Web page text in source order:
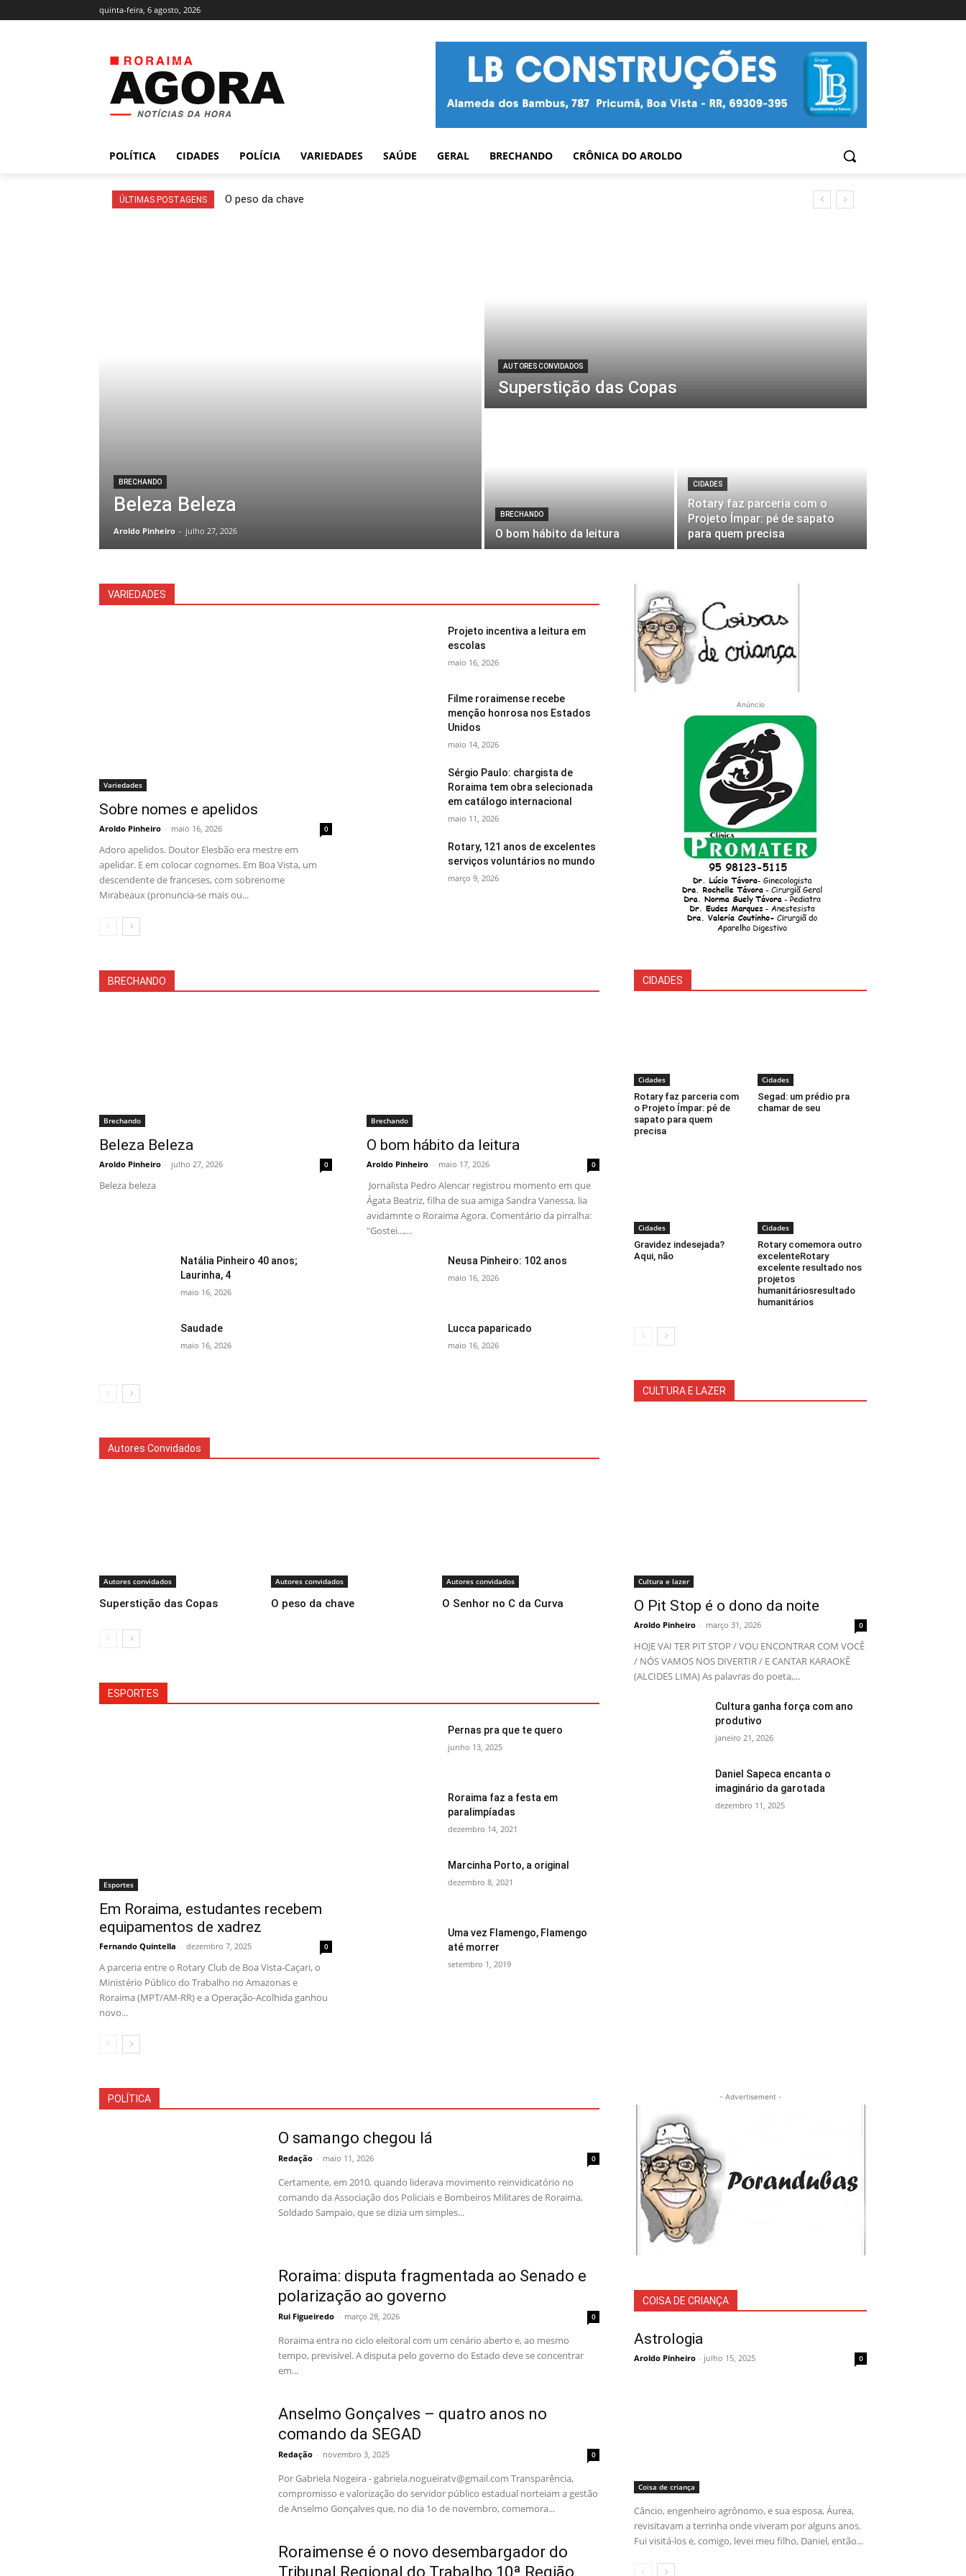
quinta-feira, 6 agosto, 2026
POLÍTICA CIDADES POLÍCIA VARIEDADES SAÚDE GERAL BRECHANDO CRÔNICA DO AROLDO
ÚLTIMAS POSTAGENS O peso da chave
BRECHANDO
Beleza Beleza
Aroldo Pinheiro - julho 27, 2026
AUTORES CONVIDADOS
Superstição das Copas
BRECHANDO
O bom hábito da leitura
CIDADES
Rotary faz parceria com o
Projeto Ímpar: pé de sapato
para quem precisa
VARIEDADES
Variedades
Sobre nomes e apelidos
Aroldo Pinheiro - maio 16, 2026 0
Adoro apelidos. Doutor Elesbão era mestre em
apelidar. E em colocar cognomes. Em Boa Vista, um
descendente de franceses, com sobrenome
Mirabeaux (pronuncia-se mais ou...
Projeto incentiva a leitura em
escolas
maio 16, 2026
Filme roraimense recebe
menção honrosa nos Estados
Unidos
maio 14, 2026
Sérgio Paulo: chargista de
Roraima tem obra selecionada
em catálogo internacional
maio 11, 2026
Rotary, 121 anos de excelentes
serviços voluntários no mundo
março 9, 2026
BRECHANDO
Brechando
Beleza Beleza
Aroldo Pinheiro - julho 27, 2026 0
Beleza beleza
Brechando
O bom hábito da leitura
Aroldo Pinheiro - maio 17, 2026 0
Jornalista Pedro Alencar registrou momento em que
Ágata Beatriz, filha de sua amiga Sandra Vanessa, lia
avidamnte o Roraima Agora. Comentário da pirralha:
"Gostei...,...
Natália Pinheiro 40 anos;
Laurinha, 4
maio 16, 2026
Neusa Pinheiro: 102 anos
maio 16, 2026
Saudade
maio 16, 2026
Lucca paparicado
maio 16, 2026
Autores Convidados
Autores convidados
Superstição das Copas
Autores convidados
O peso da chave
Autores convidados
O Senhor no C da Curva
ESPORTES
Esportes
Em Roraima, estudantes recebem
equipamentos de xadrez
Fernando Quintella - dezembro 7, 2025 0
A parceria entre o Rotary Club de Boa Vista-Caçari, o
Ministério Público do Trabalho no Amazonas e
Roraima (MPT/AM-RR) e a Operação-Acolhida ganhou
novo...
Pernas pra que te quero
junho 13, 2025
Roraima faz a festa em
paralimpíadas
dezembro 14, 2021
Marcinha Porto, a original
dezembro 8, 2021
Uma vez Flamengo, Flamengo
até morrer
setembro 1, 2019
Anúncio
CIDADES
Cidades
Rotary faz parceria com
o Projeto Ímpar: pé de
sapato para quem
precisa
Cidades
Segad: um prédio pra
chamar de seu
Cidades
Gravidez indesejada?
Aqui, não
Cidades
Rotary comemora outro
excelenteRotary
excelente resultado nos
projetos
humanitáriosresultado
humanitários
CULTURA E LAZER
Cultura e lazer
O Pit Stop é o dono da noite
Aroldo Pinheiro - março 31, 2026 0
HOJE VAI TER PIT STOP / VOU ENCONTRAR COM VOCÊ
/ NÓS VAMOS NOS DIVERTIR / E CANTAR KARAOKÊ
(ALCIDES LIMA) As palavras do poeta,...
Cultura ganha força com ano
produtivo
janeiro 21, 2026
Daniel Sapeca encanta o
imaginário da garotada
dezembro 11, 2025
POLÍTICA
O samango chegou lá
Redação - maio 11, 2026 0
Certamente, em 2010, quando liderava movimento reinvidicatório no
comando da Associação dos Policiais e Bombeiros Militares de Roraima,
Soldado Sampaio, que se dizia um simples...
Roraima: disputa fragmentada ao Senado e
polarização ao governo
Rui Figueiredo - março 28, 2026 0
Roraima entra no ciclo eleitoral com um cenário aberto e, ao mesmo
tempo, previsível. A disputa pelo governo do Estado deve se concentrar
em...
Anselmo Gonçalves – quatro anos no
comando da SEGAD
Redação - novembro 3, 2025 0
Por Gabriela Nogeira - gabriela.nogueiratv@gmail.com Transparência,
compromisso e valorização do servidor público estadual norteiam a gestão
de Anselmo Gonçalves que, no dia 1o de novembro, comemora...
Roraimense é o novo desembargador do
Tribunal Regional do Trabalho 10ª Região
- Advertisement -
COISA DE CRIANÇA
Astrologia
Aroldo Pinheiro - julho 15, 2025 0
Coisa de criança
Câncio, engenheiro agrônomo, e sua esposa, Áurea,
revisitavam a terrinha onde viveram por alguns anos.
Fui visitá-los e, comigo, levei meu filho, Daniel, então...